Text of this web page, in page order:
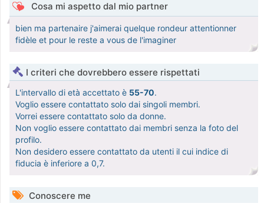
Cosa mi aspetto dal mio partner
bien ma partenaire j'aimerai quelque rondeur attentionner
fidèle et pour le reste a vous de l'imaginer
I criteri che dovrebbero essere rispettati
L'intervallo di età accettato è 55-70.
Voglio essere contattato solo dai singoli membri.
Vorrei essere contattato solo da donne.
Non voglio essere contattato dai membri senza la foto del
profilo.
Non desidero essere contattato da utenti il cui indice di
fiducia è inferiore a 0,7.
Conoscere me